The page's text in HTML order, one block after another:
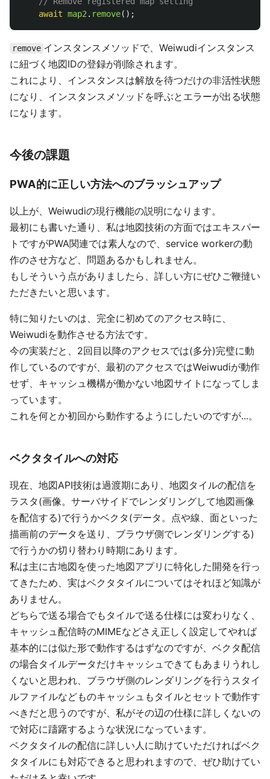
await map2 . remove();
remove インスタンスメソッドで、Weiwudiインスタンス
に紐づく地図IDの登録が削除されます。
これにより、インスタンスは解放を待つだけの非活性状態
になり、インスタンスメソッドを呼ぶとエラーが出る状態
になります。
今後の課題
PWA的に正しい方法へのブラッシュアップ
以上が、Weiwudiの現行機能の説明になります。
最初にも書いた通り、私は地図技術の方面ではエキスパー
トですがPWA関連では素人なので、service workerの動
作のさせ方など、問題あるかもしれません。
もしそういう点がありましたら、詳しい方にぜひご鞭撻い
ただきたいと思います。
特に知りたいのは、完全に初めてのアクセス時に、
Weiwudiを動作させる方法です。
今の実装だと、2回目以降のアクセスでは(多分)完璧に動
作しているのですが、最初のアクセスではWeiwudiが動作
せず、キャッシュ機構が働かない地図サイトになってしま
っています。
これを何とか初回から動作するようにしたいのですが...。
ベクタタイルへの対応
現在、地図API技術は過渡期にあり、地図タイルの配信を
ラスタ(画像。サーバサイドでレンダリングして地図画像
を配信する)で行うかベクタ(データ。点や線、面といった
描画前のデータを送り、ブラウザ側でレンダリングする)
で行うかの切り替わり時期にあります。
私は主に古地図を使った地図アプリに特化した開発を行っ
てきたため、実はベクタタイルについてはそれほど知識が
ありません。
どちらで送る場合でもタイルで送る仕様には変わりなく、
キャッシュ配信時のMIMEなどさえ正しく設定してやれば
基本的には似た形で動作するはずなのですが、ベクタ配信
の場合タイルデータだけキャッシュできてもあまりうれし
くないと思われ、ブラウザ側のレンダリングを行うスタイ
ルファイルなどものキャッシュもタイルとセットで動作す
べきだと思うのですが、私がその辺の仕様に詳しくないの
で対応に躊躇するような状況になっています。
ベクタタイルの配信に詳しい人に助けていただければベク
タタイルにも対応できると思われますので、ぜひ助けてい